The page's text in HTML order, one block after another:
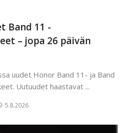
Band 11 -
– jopa 26 päivän
uudet Honor Band 11- ja Band
Uutuudet haastavat ...
5.8.2026